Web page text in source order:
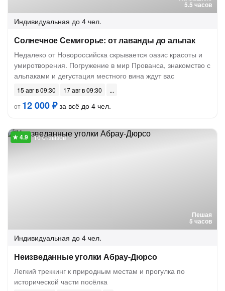
5.5 часов
Индивидуальная до 4 чел.
Солнечное Семигорье: от лаванды до альпак
Недалеко от Новороссийска скрывается оазис красоты и
умиротворения. Погружение в мир Прованса, знакомство с
альпаками и дегустация местного вина ждут вас
15 авг в 09:30
17 авг в 09:30
от 12 000 ₽за всё до 4 чел.
Пешая
5 часов
10 отзывов
Индивидуальная до 4 чел.
Неизведанные уголки Абрау-Дюрсо
Легкий треккинг к природным местам и прогулка по
исторической части посёлка